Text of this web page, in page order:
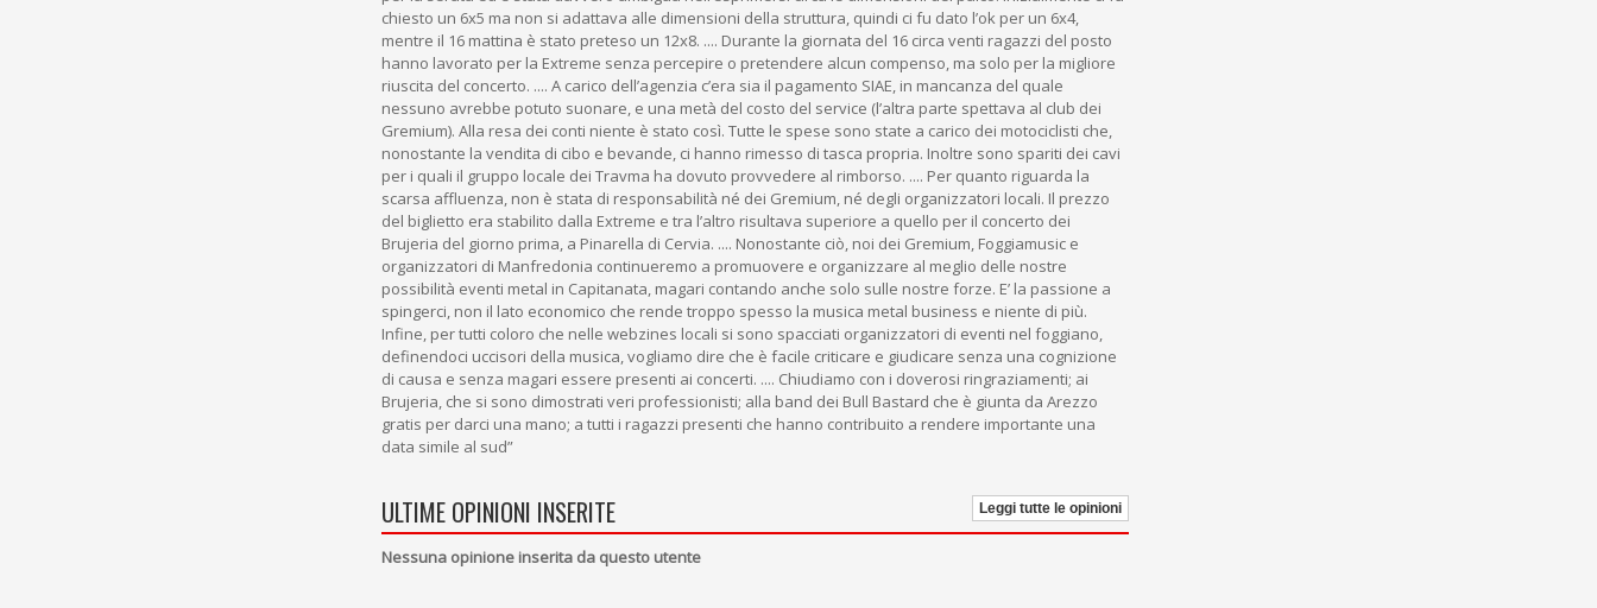
chiesto un 6x5 ma non si adattava alle dimensioni della struttura, quindi ci fu dato l’ok per un 6x4,
mentre il 16 mattina è stato preteso un 12x8. .... Durante la giornata del 16 circa venti ragazzi del posto
hanno lavorato per la Extreme senza percepire o pretendere alcun compenso, ma solo per la migliore
riuscita del concerto. .... A carico dell’agenzia c’era sia il pagamento SIAE, in mancanza del quale
nessuno avrebbe potuto suonare, e una metà del costo del service (l’altra parte spettava al club dei
Gremium). Alla resa dei conti niente è stato così. Tutte le spese sono state a carico dei motociclisti che,
nonostante la vendita di cibo e bevande, ci hanno rimesso di tasca propria. Inoltre sono spariti dei cavi
per i quali il gruppo locale dei Travma ha dovuto provvedere al rimborso. .... Per quanto riguarda la
scarsa affluenza, non è stata di responsabilità né dei Gremium, né degli organizzatori locali. Il prezzo
del biglietto era stabilito dalla Extreme e tra l’altro risultava superiore a quello per il concerto dei
Brujeria del giorno prima, a Pinarella di Cervia. .... Nonostante ciò, noi dei Gremium, Foggiamusic e
organizzatori di Manfredonia continueremo a promuovere e organizzare al meglio delle nostre
possibilità eventi metal in Capitanata, magari contando anche solo sulle nostre forze. E’ la passione a
spingerci, non il lato economico che rende troppo spesso la musica metal business e niente di più.
Infine, per tutti coloro che nelle webzines locali si sono spacciati organizzatori di eventi nel foggiano,
definendoci uccisori della musica, vogliamo dire che è facile criticare e giudicare senza una cognizione
di causa e senza magari essere presenti ai concerti. .... Chiudiamo con i doverosi ringraziamenti; ai
Brujeria, che si sono dimostrati veri professionisti; alla band dei Bull Bastard che è giunta da Arezzo
gratis per darci una mano; a tutti i ragazzi presenti che hanno contribuito a rendere importante una
data simile al sud”
ULTIME OPINIONI INSERITE Leggi tutte le opinioni
Nessuna opinione inserita da questo utente